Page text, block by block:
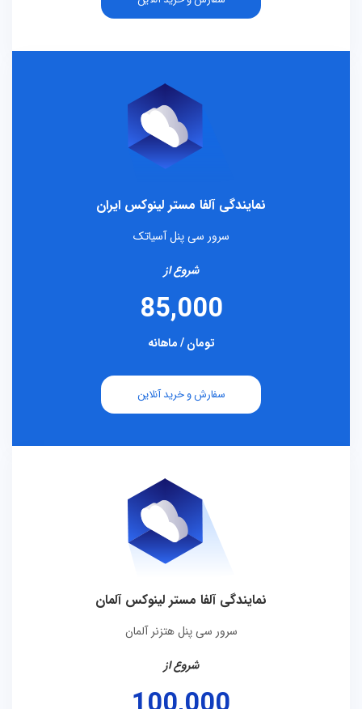
نمایندگی آلفا مستر لینوکس ایران
سرور سی پنل آسیاتک
شروع از
85,000
تومان / ماهانه
سفارش و خرید آنلاین
نمایندگی آلفا مستر لینوکس آلمان
سرور سی پنل هتزنر آلمان
شروع از